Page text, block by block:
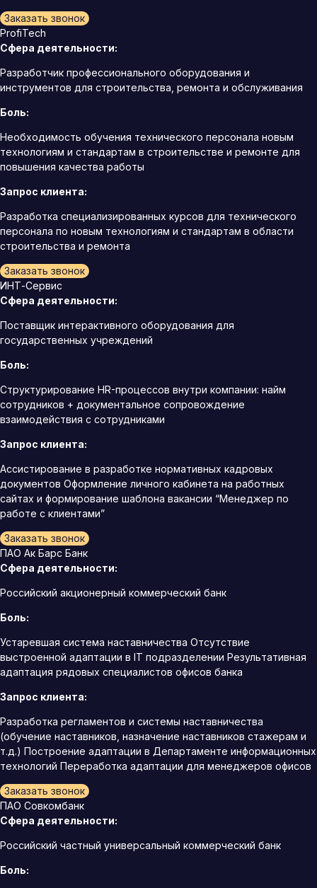
Заказать звонок
ProfiTech
Сфера деятельности:
Разработчик профессионального оборудования и
инструментов для строительства, ремонта и обслуживания
Боль:
Необходимость обучения технического персонала новым
технологиям и стандартам в строительстве и ремонте для
повышения качества работы
Запрос клиента:
Разработка специализированных курсов для технического
персонала по новым технологиям и стандартам в области
строительства и ремонта
Заказать звонок
ИНТ-Сервис
Сфера деятельности:
Поставщик интерактивного оборудования для
государственных учреждений
Боль:
Структурирование HR-процессов внутри компании: найм
сотрудников + документальное сопровождение
взаимодействия с сотрудниками
Запрос клиента:
Ассистирование в разработке нормативных кадровых
документов Оформление личного кабинета на работных
сайтах и формирование шаблона вакансии “Менеджер по
работе с клиентами”
Заказать звонок
ПАО Ак Барс Банк
Сфера деятельности:
Российский акционерный коммерческий банк
Боль:
Устаревшая система наставничества Отсутствие
выстроенной адаптации в IT подразделении Результативная
адаптация рядовых специалистов офисов банка
Запрос клиента:
Разработка регламентов и системы наставничества
(обучение наставников, назначение наставников стажерам и
т.д.) Построение адаптации в Департаменте информационных
технологий Переработка адаптации для менеджеров офисов
Заказать звонок
ПАО Совкомбанк
Сфера деятельности:
Российский частный универсальный коммерческий банк
Боль: